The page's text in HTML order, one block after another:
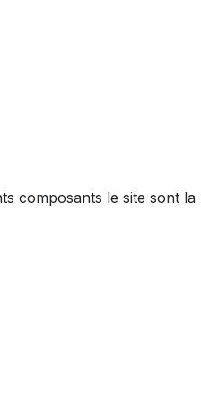
composants le site sont